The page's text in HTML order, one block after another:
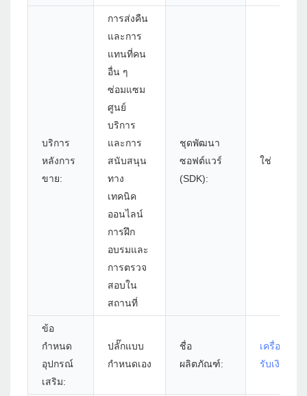
บริการ
หลังการ
ขาย:
การส่งคืน
และการ
แทนที่คน
อื่น ๆ
ซ่อมแซม
ศูนย์
บริการ
และการ
สนับสนุน
ทาง
เทคนิค
ออนไลน์
การฝึก
อบรมและ
การตรวจ
สอบใน
สถานที่
ชุดพัฒนา
ซอฟต์แวร์
(SDK):
ใช่
ข้อ
กำหนด
อุปกรณ์
เสริม:
ปลั๊กแบบ
กำหนดเอง
ชื่อ
ผลิตภัณฑ์:
เครื่องพิมพ์
รับเงิน